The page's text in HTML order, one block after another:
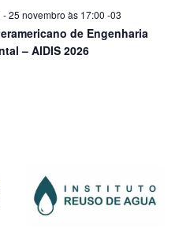
-25 novembro às 17:00 -03
de Engenharia
– AIDIS 2026